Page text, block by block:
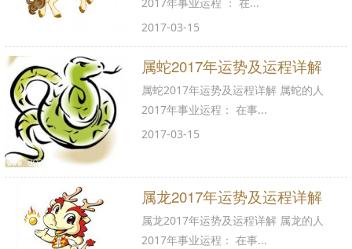
2017-03-15
属蛇2017年运势及运程详解
属蛇2017年运势及运程详解 属蛇的人
2017年事业运程： 在事...
2017-03-15
属龙2017年运势及运程详解
属龙2017年运势及运程详解 属龙的人
2017年事业运程： 在事...